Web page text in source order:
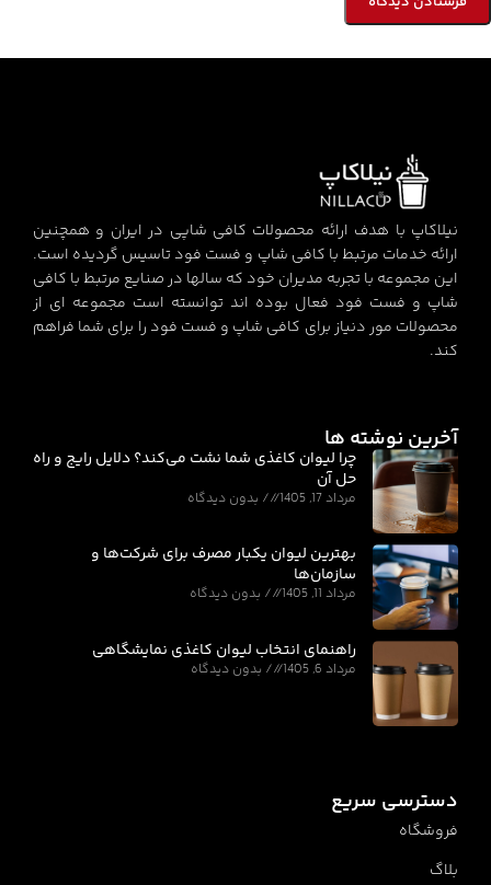
نیلاکاپ با هدف ارائه محصولات کافی شاپی در ایران و همچنین
ارائه خدمات مرتبط با کافی شاپ و فست فود تاسیس گردیده است.
این مجموعه با تجربه مدیران خود که سالها در صنایع مرتبط با کافی
شاپ و فست فود فعال بوده اند توانسته است مجموعه ای از
محصولات مور دنیاز برای کافی شاپ و فست فود را برای شما فراهم
کند.
آخرین نوشته ها
چرا لیوان کاغذی شما نشت می‌کند؟ دلایل رایج و راه
حل آن
مرداد 17, 1405 بدون دیدگاه
بهترین لیوان یکبار مصرف برای شرکت‌ها و
سازمان‌ها
مرداد 11, 1405 بدون دیدگاه
راهنمای انتخاب لیوان کاغذی نمایشگاهی
مرداد 6, 1405 بدون دیدگاه
دسترسی سریع
فروشگاه
بلاگ